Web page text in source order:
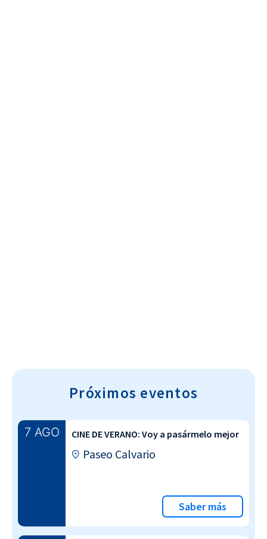
Próximos eventos
7 AGO CINE DE VERANO: Voy a pasármelo mejor
Paseo Calvario
Saber más